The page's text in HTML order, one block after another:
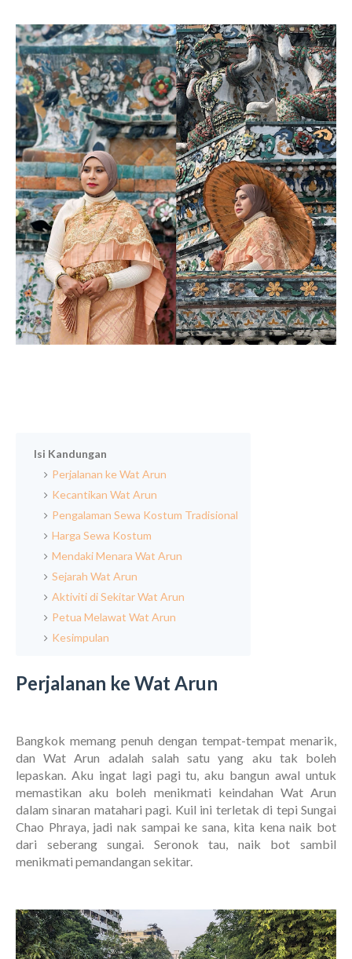
Isi Kandungan
Perjalanan ke Wat Arun
Kecantikan Wat Arun
Pengalaman Sewa Kostum Tradisional
Harga Sewa Kostum
Mendaki Menara Wat Arun
Sejarah Wat Arun
Aktiviti di Sekitar Wat Arun
Petua Melawat Wat Arun
Kesimpulan
Perjalanan ke Wat Arun
Bangkok memang penuh dengan tempat-tempat menarik,
dan Wat Arun adalah salah satu yang aku tak boleh
lepaskan. Aku ingat lagi pagi tu, aku bangun awal untuk
memastikan aku boleh menikmati keindahan Wat Arun
dalam sinaran matahari pagi. Kuil ini terletak di tepi Sungai
Chao Phraya, jadi nak sampai ke sana, kita kena naik bot
dari seberang sungai. Seronok tau, naik bot sambil
menikmati pemandangan sekitar.